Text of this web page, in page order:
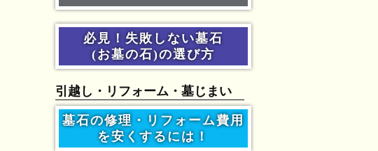
必見！失敗しない墓石
(お墓の石)の選び方
引越し・リフォーム・墓じまい
墓石の修理・リフォーム費用
を安くするには！